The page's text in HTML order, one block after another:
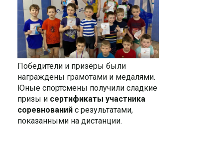
Победители и призёры были
награждены грамотами и медалями.
Юные спортсмены получили сладкие
призы и сертификаты участника
соревнований с результатами,
показанными на дистанции.